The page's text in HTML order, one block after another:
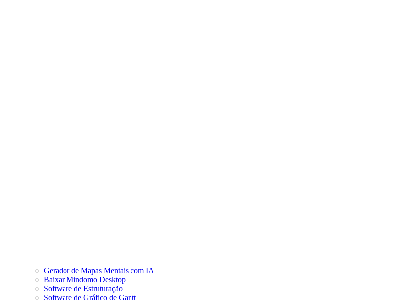
Gerador de Mapas Mentais com IA
Baixar Mindomo Desktop
Software de Estruturação
Software de Gráfico de Gantt